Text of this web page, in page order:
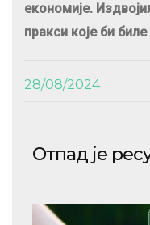
економије.
пракси које би
28/08/2024
Отпад је